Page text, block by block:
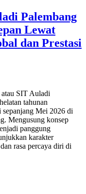
Palembang
Lewat
dan Prestasi
SIT Auladi
tahunan
Mei 2026 di
Mengusung konsep
panggung
karakter
rasa percaya diri di